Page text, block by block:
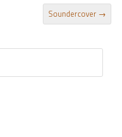
Soundercover →